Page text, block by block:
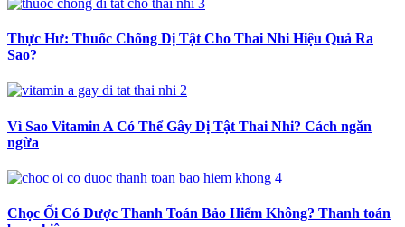
Thực Hư: Thuốc Chống Dị Tật Cho Thai Nhi Hiệu Quả Ra
Sao?
Vì Sao Vitamin A Có Thể Gây Dị Tật Thai Nhi? Cách ngăn
ngừa
Chọc Ối Có Được Thanh Toán Bảo Hiểm Không? Thanh toán